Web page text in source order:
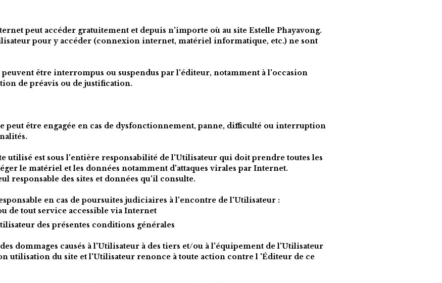
peut accéder gratuitement et depuis n'importe où au site Estelle Phayavong.
pour y accéder (connexion internet, matériel informatique, etc.) ne sont
peuvent être interrompus ou suspendus par l'éditeur, notamment à l'occasion
de préavis ou de justification.
peut être engagée en cas de dysfonctionnement, panne, difficulté ou interruption
utilisé est sous l'entière responsabilité de l'Utilisateur qui doit prendre toutes les
le matériel et les données notamment d'attaques virales par Internet.
responsable des sites et données qu'il consulte.
en cas de poursuites judiciaires à l'encontre de l'Utilisateur :
de tout service accessible via Internet
des présentes conditions générales
dommages causés à l'Utilisateur à des tiers et/ou à l'équipement de l'Utilisateur
utilisation du site et l'Utilisateur renonce à toute action contre l 'Éditeur de ce